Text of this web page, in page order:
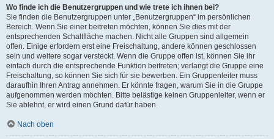
Wo finde ich die Benutzergruppen und wie trete ich ihnen bei?
Sie finden die Benutzergruppen unter „Benutzergruppen“ im persönlichen
Bereich. Wenn Sie einer beitreten möchten, können Sie dies mit der
entsprechenden Schaltfläche machen. Nicht alle Gruppen sind allgemein
offen. Einige erfordern erst eine Freischaltung, andere können geschlossen
sein und weitere sogar versteckt. Wenn die Gruppe offen ist, können Sie ihr
einfach durch die entsprechende Funktion beitreten; verlangt die Gruppe eine
Freischaltung, so können Sie sich für sie bewerben. Ein Gruppenleiter muss
daraufhin Ihren Antrag annehmen. Er könnte fragen, warum Sie in die Gruppe
aufgenommen werden möchten. Bitte belästige keinen Gruppenleiter, wenn er
Sie ablehnt, er wird einen Grund dafür haben.
Nach oben